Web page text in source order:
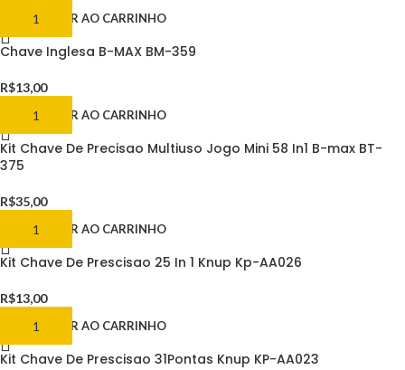
ADICIONAR AO CARRINHO
Chave Inglesa B-MAX BM-359
R$13,00
ADICIONAR AO CARRINHO
Kit Chave De Precisao Multiuso Jogo Mini 58 In1 B-max BT-
375
R$35,00
ADICIONAR AO CARRINHO
Kit Chave De Prescisao 25 In 1 Knup Kp-AA026
R$13,00
ADICIONAR AO CARRINHO
Kit Chave De Prescisao 31Pontas Knup KP-AA023